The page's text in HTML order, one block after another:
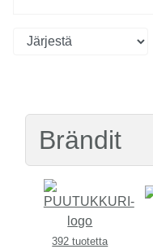
Brändit
392 tuotetta